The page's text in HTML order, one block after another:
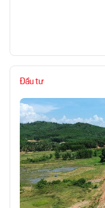
Đầu tư